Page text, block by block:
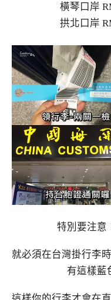
橫琴口岸
拱北口岸
特別要注意
就必須在台灣掛行李
有這樣藍